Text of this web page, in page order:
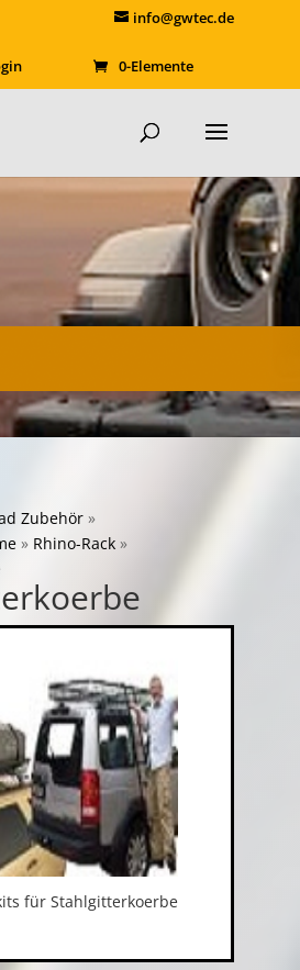
info@gwtec.de
0-Elemente
Zubehör»
» Rhino-Rack»
für Stahlgitterkoerbe